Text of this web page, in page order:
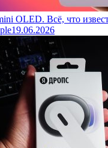
OLED. Всё, что
19.06.2026